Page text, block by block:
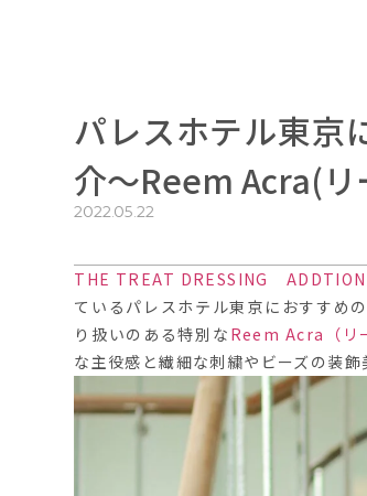
パレスホテル東京
介～Reem Acra(リ
2022.05.22
THE TREAT DRESSING ADDTION
ているパレスホテル東京におすすめ
り扱いのある特別な Reem Acra（リ
な主役感と繊細な刺繍やビーズの装